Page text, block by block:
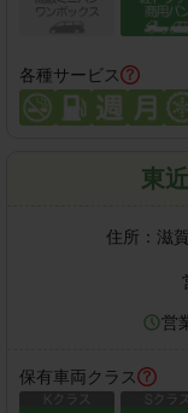
各種サービス
東
住所： 滋
営
保有車両クラス